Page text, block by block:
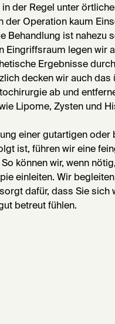
der Regel unter
der Operation kaum
Behandlung ist nahezu
Eingriffsraum legen wir
Ergebnisse
decken wir auch
ab und
Lipome, Zysten und
einer gutartigen oder
ist, führen wir eine
können wir, wenn
einleiten. Wir
dafür, dass Sie sich
betreut fühlen.